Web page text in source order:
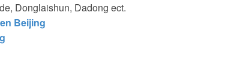
Donglaishun, Dadong ect.
Beijing